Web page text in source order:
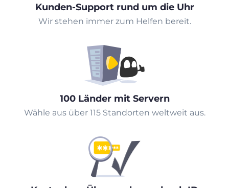
Kunden-Support rund um die Uhr
Wir stehen immer zum Helfen bereit.
100 Länder mit Servern
Wähle aus über 115 Standorten weltweit aus.